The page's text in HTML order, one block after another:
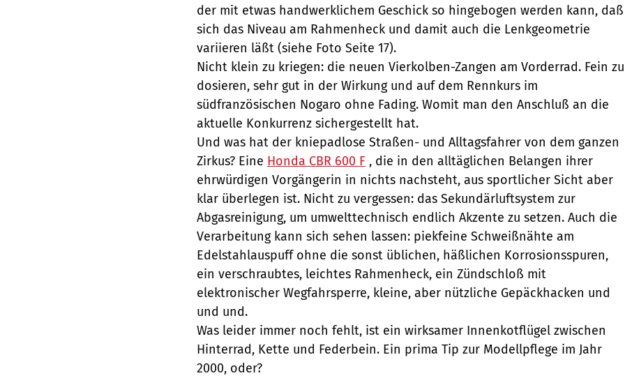
der mit etwas handwerklichem Geschick so hingebogen werden kann, daß
sich das Niveau am Rahmenheck und damit auch die Lenkgeometrie
variieren läßt (siehe Foto Seite 17).
Nicht klein zu kriegen: die neuen Vierkolben-Zangen am Vorderrad. Fein zu
dosieren, sehr gut in der Wirkung und auf dem Rennkurs im
südfranzösischen Nogaro ohne Fading. Womit man den Anschluß an die
aktuelle Konkurrenz sichergestellt hat.
Und was hat der kniepadlose Straßen- und Alltagsfahrer von dem ganzen
Zirkus? Eine Honda CBR 600 F , die in den alltäglichen Belangen ihrer
ehrwürdigen Vorgängerin in nichts nachsteht, aus sportlicher Sicht aber
klar überlegen ist. Nicht zu vergessen: das Sekundärluftsystem zur
Abgasreinigung, um umwelttechnisch endlich Akzente zu setzen. Auch die
Verarbeitung kann sich sehen lassen: piekfeine Schweißnähte am
Edelstahlauspuff ohne die sonst üblichen, häßlichen Korrosionsspuren,
ein verschraubtes, leichtes Rahmenheck, ein Zündschloß mit
elektronischer Wegfahrsperre, kleine, aber nützliche Gepäckhacken und
und und.
Was leider immer noch fehlt, ist ein wirksamer Innenkotflügel zwischen
Hinterrad, Kette und Federbein. Ein prima Tip zur Modellpflege im Jahr
2000, oder?